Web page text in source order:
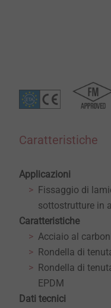
Caratteristiche
Applicazioni
Fissaggio di
sottostrutture in
Caratteristiche
Acciaio al
Rondella di
Rondella di
EPDM
Dati tecnici